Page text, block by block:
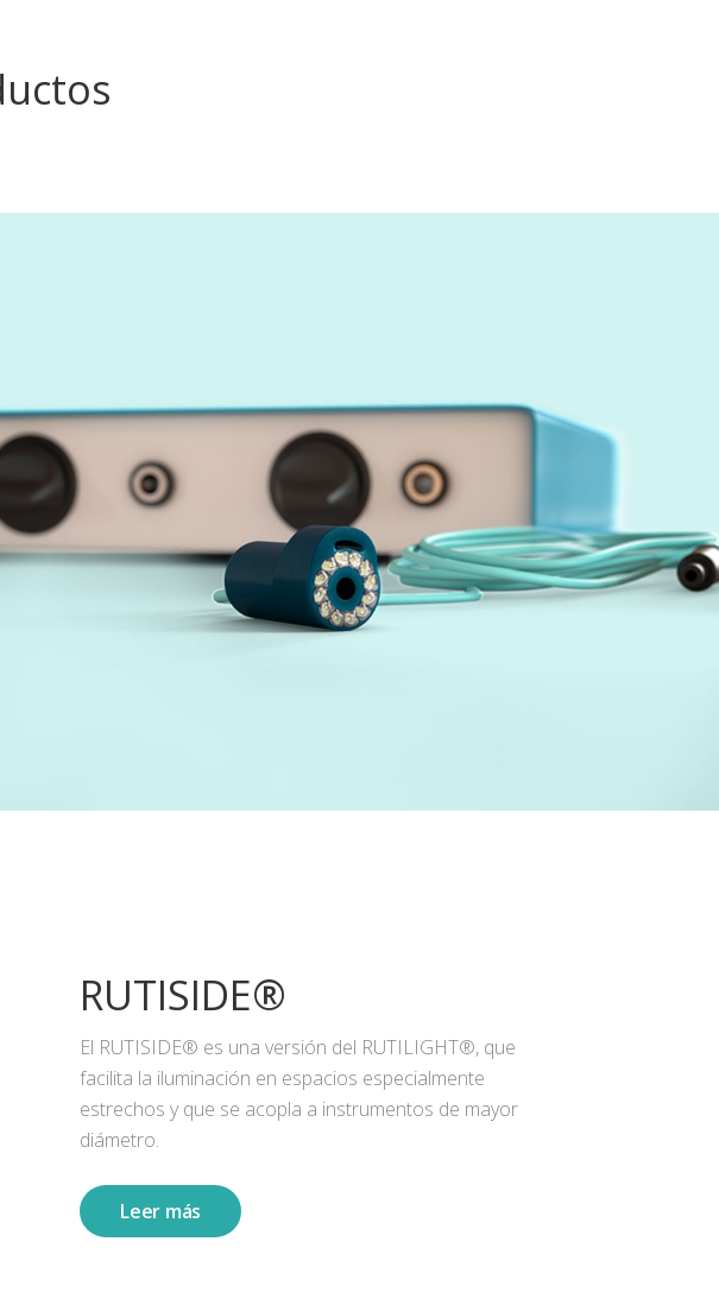
RUTISIDE®
El RUTISIDE® es una versión del RUTILIGHT®, que
facilita la iluminación en espacios especialmente
estrechos y que se acopla a instrumentos de mayor
diámetro.
Leer más